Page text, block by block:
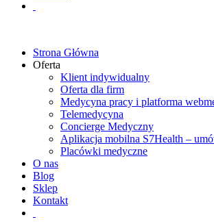
Strona Główna
Oferta
Klient indywidualny
Oferta dla firm
Medycyna pracy i platforma
Telemedycyna
Concierge Medyczny
Aplikacja mobilna S7Health –
Placówki medyczne
O nas
Blog
Sklep
Kontakt